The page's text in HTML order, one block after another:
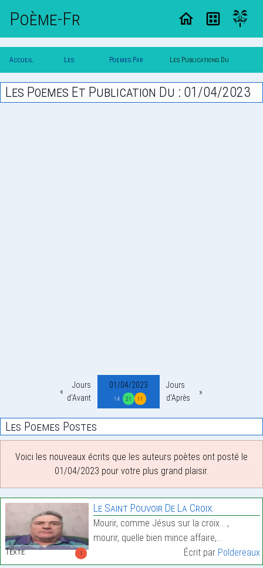
Poème-Fr
Accueil
Poesie
Les
Poesies
Poemes Par Les Publications Du
01/04/2023
Les Poemes Et Publication Du : 01/04/2023
Jours
d'Avant
01/04/2023
14 21 11
Jours
d'Après
Les Poemes Postes
Voici les nouveaux écrits que les auteurs poètes ont posté le
01/04/2023 pour votre plus grand plaisir.
1
Texte:
Le Saint Pouvoir De La Croix.
Mourir, comme Jésus sur la croix… ,
mourir, quelle bien mince affaire,…
Écrit par Poldereaux